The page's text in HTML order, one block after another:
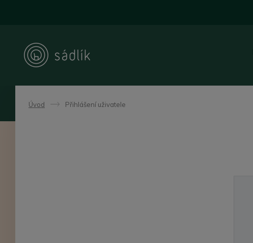
Úvod ->Přihlášení uživatele